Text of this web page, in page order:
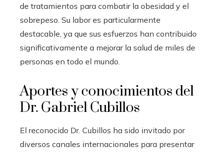
de tratamientos para combatir la obesidad y el
sobrepeso. Su labor es particularmente
destacable, ya que sus esfuerzos han contribuido
significativamente a mejorar la salud de miles de
personas en todo el mundo.
Aportes y conocimientos del
Dr. Gabriel Cubillos
El reconocido Dr. Cubillos ha sido invitado por
diversos canales internacionales para presentar